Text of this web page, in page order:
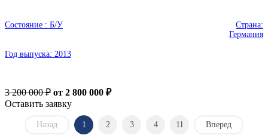
Состояние : Б/У
Страна:
Германия
Год выпуска: 2013
3 200 000 ₽ от 2 800 000 ₽
Оставить заявку
Назад 1 2 3 4 11 Вперед